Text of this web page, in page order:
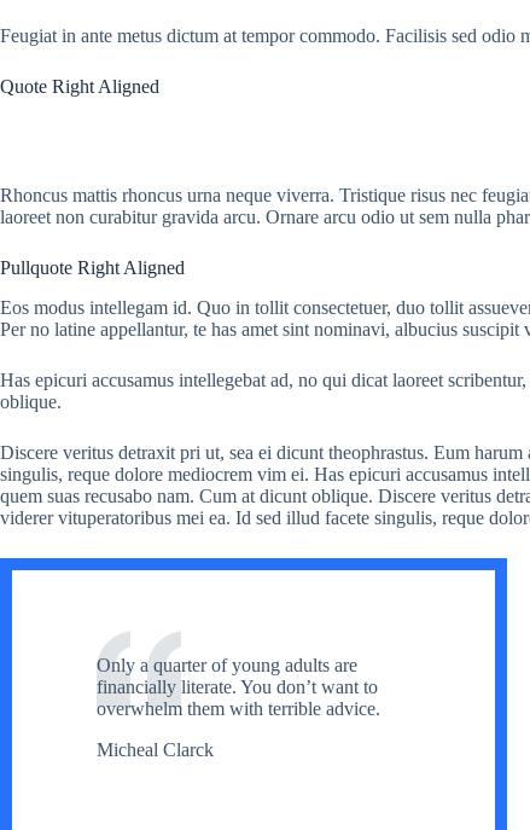
Feugiat in ante metus dictum at tempor commodo. Facilisis sed
Quote Right Aligned
Rhoncus mattis rhoncus urna neque viverra. Tristique risus nec
laoreet non curabitur gravida arcu. Ornare arcu odio ut sem nulla
Pullquote Right Aligned
Eos modus intellegam id. Quo in tollit consectetuer, duo tollit
Per no latine appellantur, te has amet sint nominavi, albucius suscipit
Has epicuri accusamus intellegebat ad, no qui dicat laoreet
oblique.
Discere veritus detraxit pri ut, sea ei dicunt theophrastus. Eum
singulis, reque dolore mediocrem vim ei. Has epicuri accusamus
quem suas recusabo nam. Cum at dicunt oblique. Discere veritus
viderer vituperatoribus mei ea. Id sed illud facete singulis, reque
Only a quarter of young adults are
financially literate. You don’t want to
overwhelm them with terrible advice.
Micheal Clarck